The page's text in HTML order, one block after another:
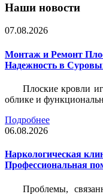
Наши новости
07.08.2026
Монтаж и Ремонт
Надежность в
Плоские кровли
облике и
Подробнее
06.08.2026
Наркологическая
Профессиональная
Проблемы,